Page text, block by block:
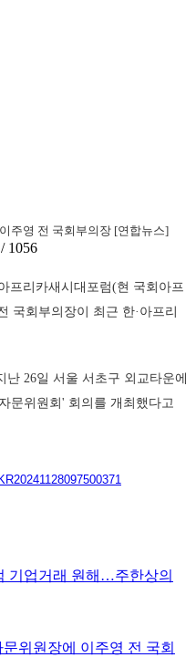
주영 전 국회부의장 [연합뉴스]
1056
프리카새시대포럼(현 국회아프
국회부의장이 최근 한·아프리
26일 서울 서초구 외교타운에
문위원회' 회의를 개최했다고
기업거래 원해…주한상의
위원장에 이주영 전 국회